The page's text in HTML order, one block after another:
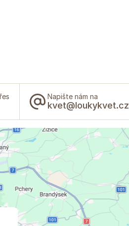
Napište nám na
kvet@loukykvet.cz